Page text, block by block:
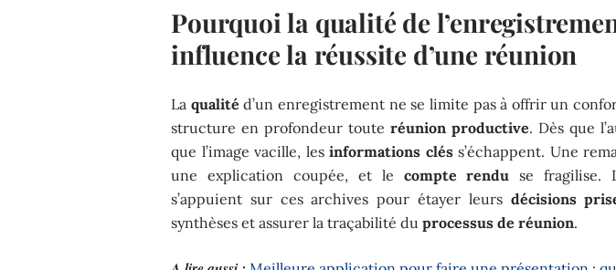
Pourquoi la qualité de
influence la réussite d’une réunion
La qualité d’un enregistrement ne se limite pas à offrir un
structure en profondeur touteréunion productive. Dès que
que l’image vacille, lesinformations cléss’échappent. Une
une explication coupée, et le compte rendu se fragilise.
s’appuient sur ces archives pour étayer leurs décisions
synthèses et assurer la traçabilité duprocessus de réunion.